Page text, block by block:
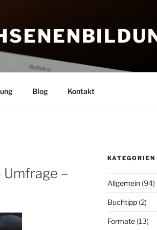
Blog Kontakt
Umfrage –
KATEGORIEN
Allgemein(94)
Buchtipp(2)
Formate(13)